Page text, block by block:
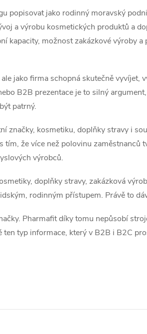
popisovat jako rodinný moravský
a výrobu kosmetických produktů a
kapacity, možnost zakázkové výroby
jako firma schopná skutečně vyvíjet,
B2B prezentace je to silný
patrný.
značky, kosmetiku, doplňky stravy i
že více než polovinu zaměstnanců
výrobců.
doplňky stravy, zakázková
rodinným přístupem. Právě to
Pharmafit díky tomu nepůsobí
typ informace, který v B2B i B2C